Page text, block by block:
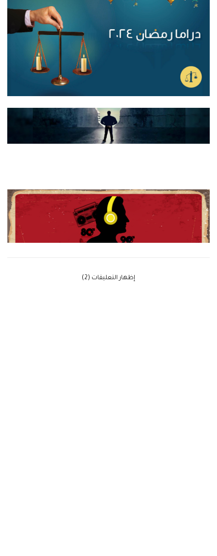
‫إظهار التعليقات (2)